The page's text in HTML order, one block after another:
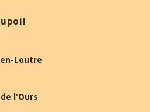
Loutre
l'Ours